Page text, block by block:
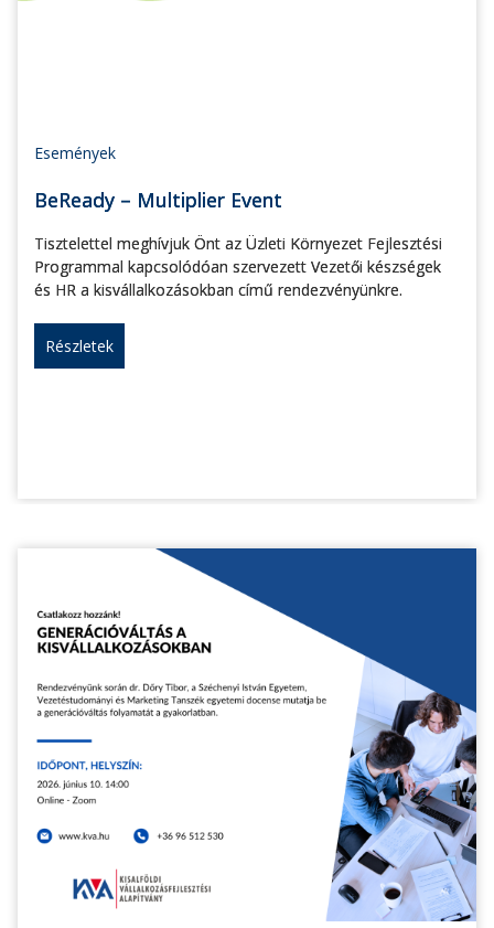
Események
BeReady – Multiplier Event
Tisztelettel meghívjuk Önt az Üzleti Környezet Fejlesztési
Programmal kapcsolódóan szervezett Vezetői készségek
és HR a kisvállalkozásokban című rendezvényünkre.
Részletek